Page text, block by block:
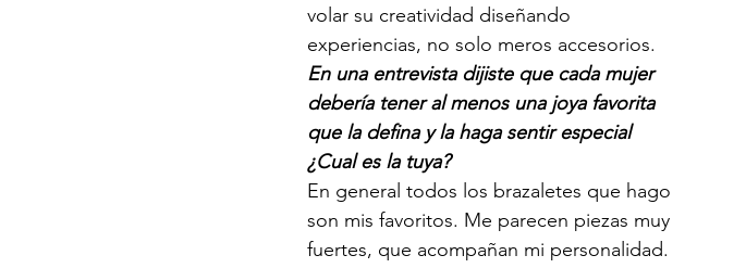
volar su creatividad diseñando
experiencias, no solo meros accesorios.
En una entrevista dijiste que cada mujer
debería tener al menos una joya favorita
que la defina y la haga sentir especial
¿Cual es la tuya?
En general todos los brazaletes que hago
son mis favoritos. Me parecen piezas muy
fuertes, que acompañan mi personalidad.